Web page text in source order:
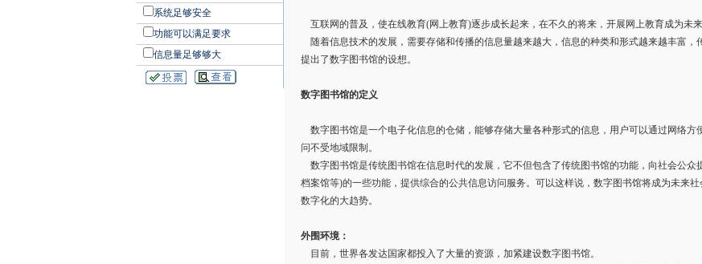
系统足够安全
功能可以满足要求
信息量足够够大
互联网的普及，使在线教育(网上教育)逐步成长起来，在不久的将来，开展网上教育成为未来
随着信息技术的发展，需要存储和传播的信息量越来越大，信息的种类和形式越来越丰富，
提出了数字图书馆的设想。
数字图书馆的定义
数字图书馆是一个电子化信息的仓储，能够存储大量各种形式的信息，用户可以通过网络
问不受地域限制。
数字图书馆是传统图书馆在信息时代的发展，它不但包含了传统图书馆的功能，向社会公众
档案馆等)的一些功能，提供综合的公共信息访问服务。可以这样说，数字图书馆将成为未来
数字化的大趋势。
外围环境：
目前，世界各发达国家都投入了大量的资源，加紧建设数字图书馆。